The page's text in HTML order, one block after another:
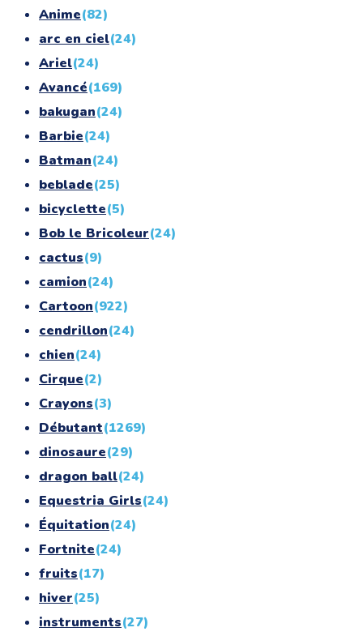
Anime(82)
arc en ciel(24)
Ariel(24)
Avancé(169)
bakugan(24)
Barbie(24)
Batman(24)
beblade(25)
bicyclette(5)
Bob le Bricoleur(24)
cactus(9)
camion(24)
Cartoon(922)
cendrillon(24)
chien(24)
Cirque(2)
Crayons(3)
Débutant(1269)
dinosaure(29)
dragon ball(24)
Equestria Girls(24)
Équitation(24)
Fortnite(24)
fruits(17)
hiver(25)
instruments(27)